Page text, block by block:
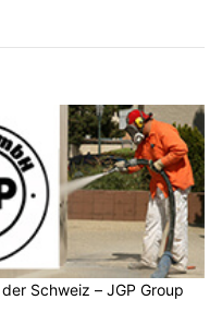
Schweiz – JGP Group